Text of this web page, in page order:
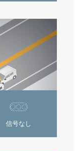
信号なし